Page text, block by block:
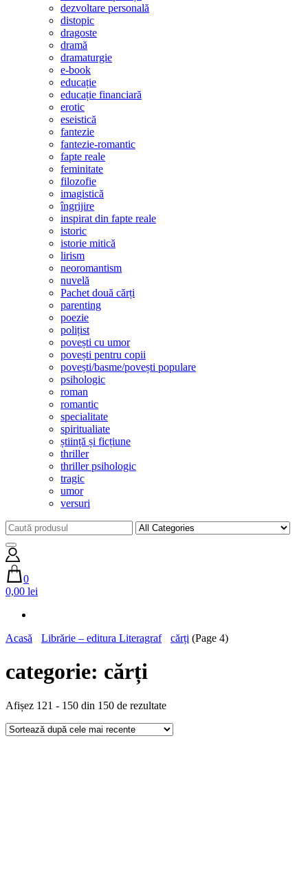
dezvoltare personală
distopic
dragoste
dramă
dramaturgie
e-book
educație
educație financiară
erotic
eseistică
fantezie
fantezie-romantic
fapte reale
feminitate
filozofie
imagistică
îngrijire
inspirat din fapte reale
istoric
istorie mitică
lirism
neoromantism
nuvelă
Pachet două cărți
parenting
poezie
polițist
povești cu umor
povești pentru copii
povești/basme/povești populare
psihologic
roman
romantic
specialitate
spiritualiate
știință și ficțiune
thriller
thriller psihologic
tragic
umor
versuri
0
0,00 lei
Acasă Librărie – editura Literagraf cărți (Page 4)
categorie: cărți
Afișez 121 - 150 din 150 de rezultateSortat
cele